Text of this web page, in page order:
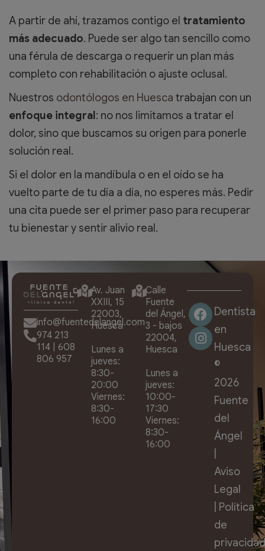
A partir de ahí, trazamos contigo el tratamiento
más adecuado. Puede ser algo tan sencillo como
una férula de descarga o requerir un plan más
completo con rehabilitación o ajuste oclusal.
Nuestros odontólogos en Huesca trabajan con un
enfoque integral : no nos limitamos a tratar el
dolor, sino que buscamos su origen para ponerle
solución real.
Si el dolor en la mandíbula o en el oído se ha
vuelto parte de tu día a día, no esperes más. Pedir
una cita puede ser el primer paso para recuperar
tu bienestar y sentir alivio real.
info@fuentedelangel.com
974 213
114
608
806 957
Av. Juan
XXIII, 15
22003,
Huesca
Lunes a
jueves:
8:30-
20:00
Viernes:
8:30-
16:00
Calle
Fuente
del Ángel,
3 - bajos
22004,
Huesca
Lunes a
jueves:
10:00-
17:30
Viernes:
8:30-
16:00
Dentista
en
Huesca
©
2026
Fuente
del
Ángel
Aviso
Legal
Política
de